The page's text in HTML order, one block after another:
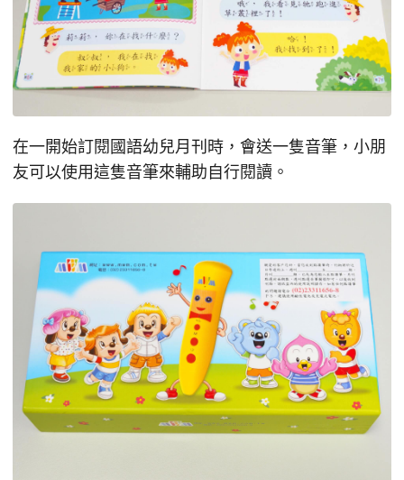
在一開始訂閱國語幼兒月刊時，會送一隻音筆，小朋
友可以使用這隻音筆來輔助自行閱讀。